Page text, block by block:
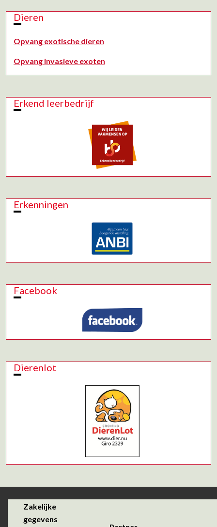
Dieren
Opvang exotische dieren
Opvang invasieve exoten
Erkend leerbedrijf
Erkenningen
Facebook
Dierenlot
Zakelijke
gegevens